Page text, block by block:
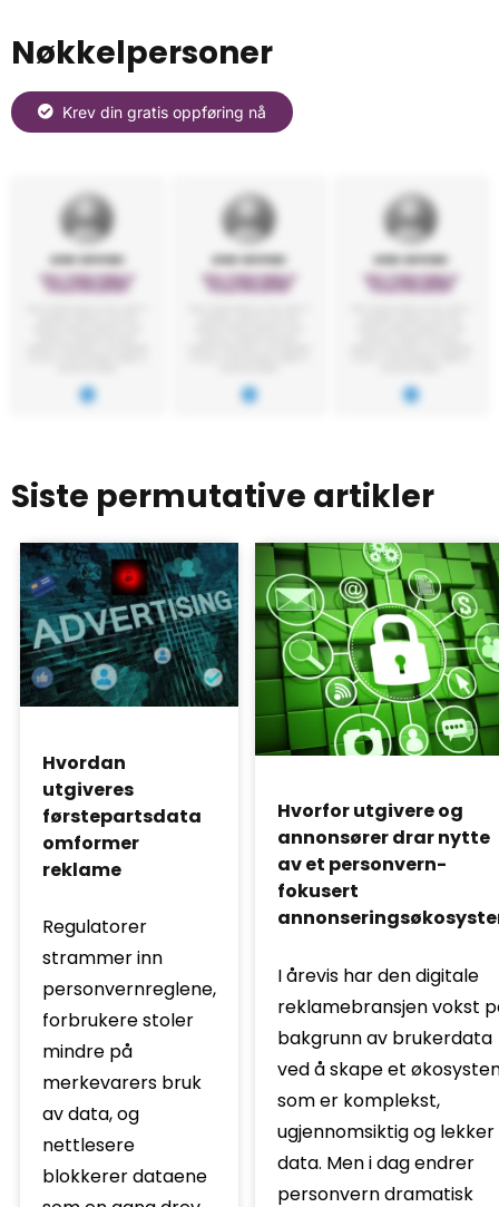
Nøkkelpersoner
Krev din gratis oppføring nå
Siste permutative artikler
Hvordan
utgiveres
førstepartsdata
omformer
reklame
Regulatorer
strammer inn
personvernreglene,
forbrukere stoler
mindre på
merkevarers bruk
av data, og
nettlesere
blokkerer dataene
Hvorfor utgivere og
annonsører drar nytte
av et personvern-
fokusert
I årevis har den digitale
reklamebransjen vokst
bakgrunn av brukerdata
ved å skape et
som er komplekst,
ugjennomsiktig og lekker
data. Men i dag endrer
personvern dramatisk